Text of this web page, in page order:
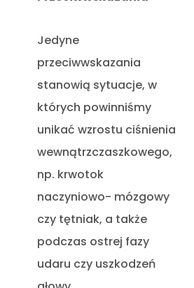
Jedyne
przeciwwskazania
stanowią sytuacje, w
których powinniśmy
unikać wzrostu ciśnienia
wewnątrzczaszkowego,
np. krwotok
naczyniowo- mózgowy
czy tętniak, a także
podczas ostrej fazy
udaru czy uszkodzeń